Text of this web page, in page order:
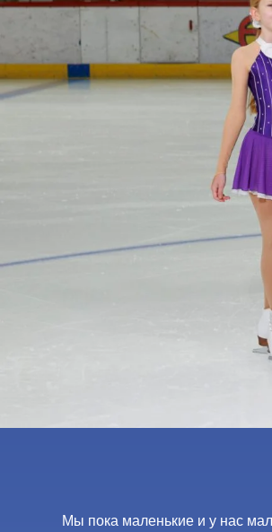
Мы пока маленькие и у нас